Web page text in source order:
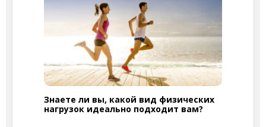
Знаете ли вы, какой вид физических
нагрузок идеально подходит вам?